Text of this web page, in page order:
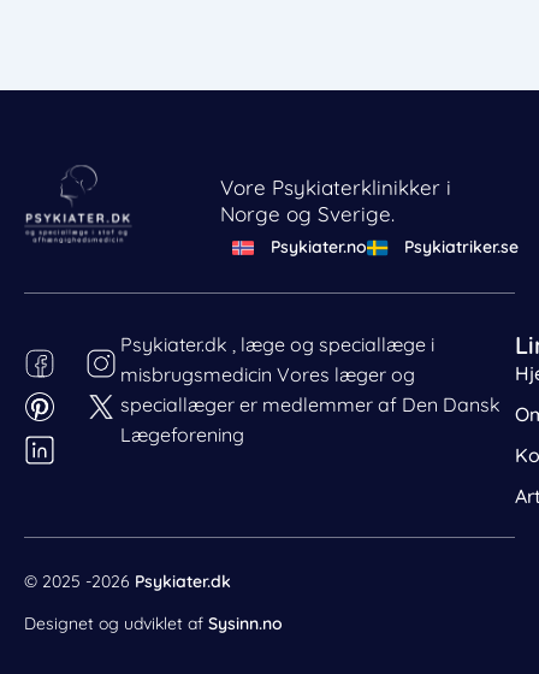
Vore Psykiaterklinikker i
Norge og Sverige.
Psykiater.no Psykiatriker.se
Psykiater.dk , læge og speciallæge i
misbrugsmedicin Vores læger og
speciallæger er medlemmer af Den Dansk
Lægeforening
© 2025 -2026 Psykiater.dk
Designet og udviklet af Sysinn.no
Behandl dit samtykke
For at give den bedst mulige oplevelse bruger vi cookies
til at gemme eller tilgå enhedsdata. Nægtelse af
samtykke kan begrænse visse funktioner.
Statistik
Markedsføring